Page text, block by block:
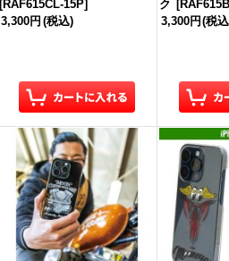
[RAF615CL-15P]
3,300円 (税込)
ク [
3,300円 (税